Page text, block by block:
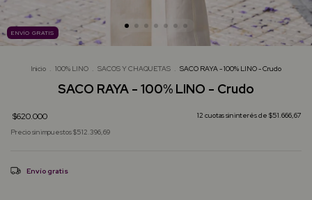
ENVÍO GRATIS
Inicio . 100% LINO . SACOS Y CHAQUETAS . SACO RAYA - 100% LINO - Crudo
SACO RAYA - 100% LINO - Crudo
$620.000 12 cuotas sin interés de $51.666,67
Precio sin impuestos$512.396,69
Envío gratis